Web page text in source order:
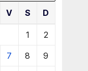
V S D
1 2
7 8 9